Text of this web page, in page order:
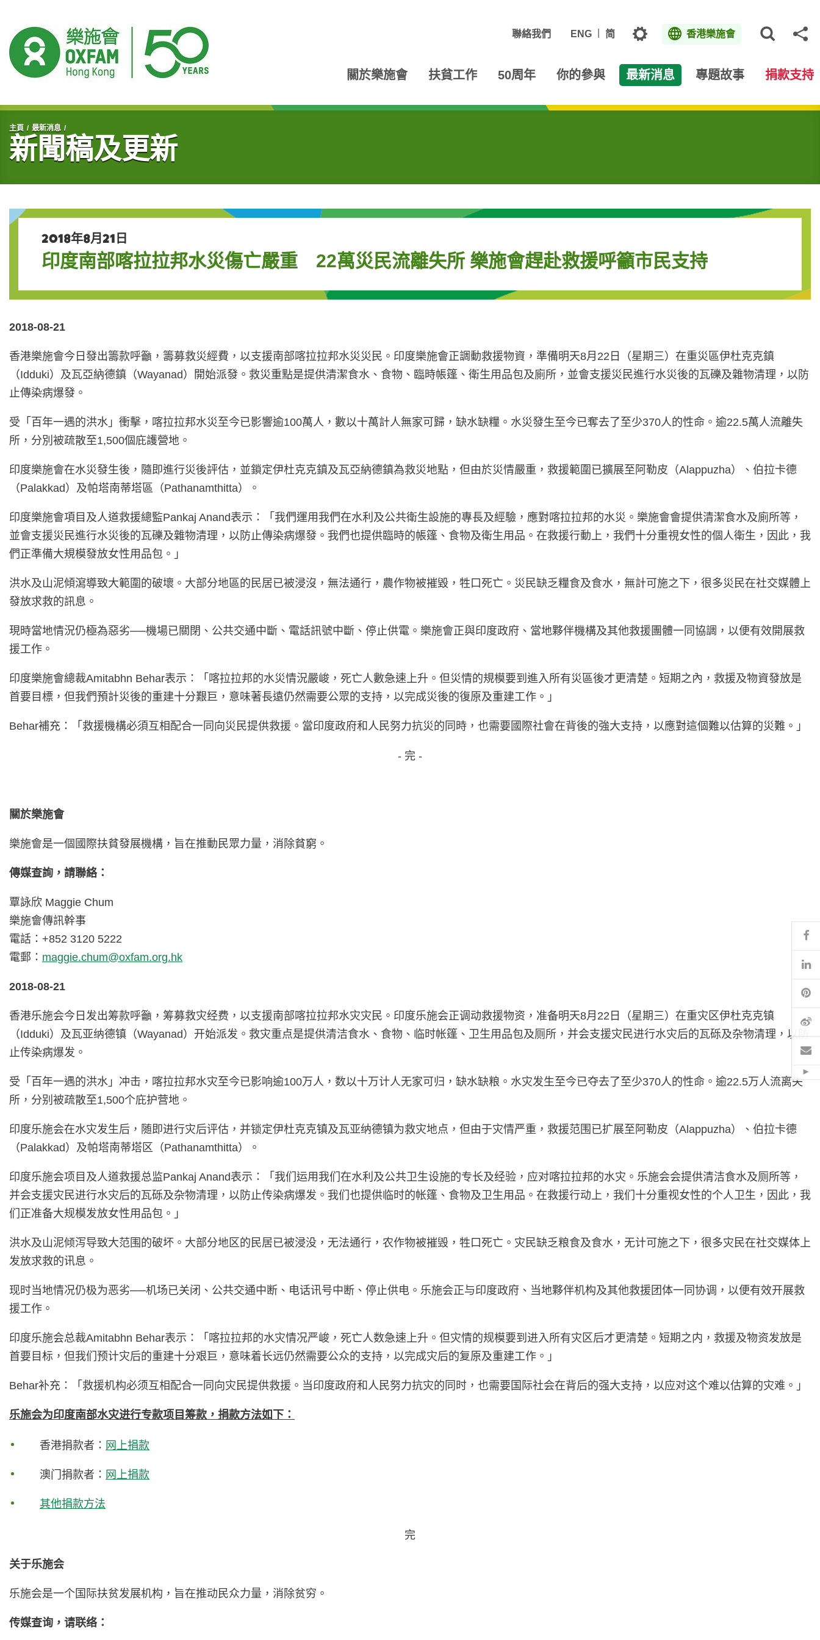
聯絡我們 ENG 简 主題 香港樂施會
關於樂施會 扶貧工作 50周年 你的參與 最新消息 專題故事 捐款支持
開始主要內容
主頁 最新消息
新聞稿及更新
2018年8月21日
印度南部喀拉拉邦水災傷亡嚴重 22萬災民流離失所 樂施會趕赴救援呼籲市民支持
2018-08-21
香港樂施會今日發出籌款呼籲，籌募救災經費，以支援南部喀拉拉邦水災災民。印度樂施會正調動救援物資，準備明天8月22日（星期三）在重災區伊杜克克鎮
（Idduki）及瓦亞納德鎮（Wayanad）開始派發。救災重點是提供清潔食水、食物、臨時帳篷、衛生用品包及廁所，並會支援災民進行水災後的瓦礫及雜物清理，以防
止傳染病爆發。
受「百年一遇的洪水」衝擊，喀拉拉邦水災至今已影響逾100萬人，數以十萬計人無家可歸，缺水缺糧。水災發生至今已奪去了至少370人的性命。逾22.5萬人流離失
所，分別被疏散至1,500個庇護營地。
印度樂施會在水災發生後，隨即進行災後評估，並鎖定伊杜克克鎮及瓦亞納德鎮為救災地點，但由於災情嚴重，救援範圍已擴展至阿勒皮（Alappuzha）、伯拉卡德
（Palakkad）及帕塔南蒂塔區（Pathanamthitta）。
印度樂施會項目及人道救援總監Pankaj Anand表示：「我們運用我們在水利及公共衛生設施的專長及經驗，應對喀拉拉邦的水災。樂施會會提供清潔食水及廁所等，
並會支援災民進行水災後的瓦礫及雜物清理，以防止傳染病爆發。我們也提供臨時的帳篷、食物及衛生用品。在救援行動上，我們十分重視女性的個人衛生，因此，我
們正準備大規模發放女性用品包。」
洪水及山泥傾瀉導致大範圍的破壞。大部分地區的民居已被浸沒，無法通行，農作物被摧毀，牲口死亡。災民缺乏糧食及食水，無計可施之下，很多災民在社交媒體上
發放求救的訊息。
現時當地情況仍極為惡劣──機場已關閉、公共交通中斷、電話訊號中斷、停止供電。樂施會正與印度政府、當地夥伴機構及其他救援團體一同協調，以便有效開展救
援工作。
印度樂施會總裁Amitabhn Behar表示：「喀拉拉邦的水災情況嚴峻，死亡人數急速上升。但災情的規模要到進入所有災區後才更清楚。短期之內，救援及物資發放是
首要目標，但我們預計災後的重建十分艱巨，意味著長遠仍然需要公眾的支持，以完成災後的復原及重建工作。」
Behar補充：「救援機構必須互相配合一同向災民提供救援。當印度政府和人民努力抗災的同時，也需要國際社會在背後的強大支持，以應對這個難以估算的災難。」
- 完 -
關於樂施會
樂施會是一個國際扶貧發展機構，旨在推動民眾力量，消除貧窮。
傳媒查詢，請聯絡：
覃詠欣 Maggie Chum
樂施會傳訊幹事
電話：+852 3120 5222
電郵： maggie.chum@oxfam.org.hk
2018-08-21
香港乐施会今日发出筹款呼籲，筹募救灾经费，以支援南部喀拉拉邦水灾灾民。印度乐施会正调动救援物资，准备明天8月22日（星期三）在重灾区伊杜克克镇
（Idduki）及瓦亚纳德镇（Wayanad）开始派发。救灾重点是提供清洁食水、食物、临时帐篷、卫生用品包及厕所，并会支援灾民进行水灾后的瓦砾及杂物清理，以防
止传染病爆发。
受「百年一遇的洪水」冲击，喀拉拉邦水灾至今已影响逾100万人，数以十万计人无家可归，缺水缺粮。水灾发生至今已夺去了至少370人的性命。逾22.5万人流离失
所，分别被疏散至1,500个庇护营地。
印度乐施会在水灾发生后，随即进行灾后评估，并锁定伊杜克克镇及瓦亚纳德镇为救灾地点，但由于灾情严重，救援范围已扩展至阿勒皮（Alappuzha）、伯拉卡德
（Palakkad）及帕塔南蒂塔区（Pathanamthitta）。
印度乐施会项目及人道救援总监Pankaj Anand表示：「我们运用我们在水利及公共卫生设施的专长及经验，应对喀拉拉邦的水灾。乐施会会提供清洁食水及厕所等，
并会支援灾民进行水灾后的瓦砾及杂物清理，以防止传染病爆发。我们也提供临时的帐篷、食物及卫生用品。在救援行动上，我们十分重视女性的个人卫生，因此，我
们正准备大规模发放女性用品包。」
洪水及山泥倾泻导致大范围的破坏。大部分地区的民居已被浸没，无法通行，农作物被摧毁，牲口死亡。灾民缺乏粮食及食水，无计可施之下，很多灾民在社交媒体上
发放求救的讯息。
现时当地情况仍极为恶劣──机场已关闭、公共交通中断、电话讯号中断、停止供电。乐施会正与印度政府、当地夥伴机构及其他救援团体一同协调，以便有效开展救
援工作。
印度乐施会总裁Amitabhn Behar表示：「喀拉拉邦的水灾情况严峻，死亡人数急速上升。但灾情的规模要到进入所有灾区后才更清楚。短期之内，救援及物资发放是
首要目标，但我们预计灾后的重建十分艰巨，意味着长远仍然需要公众的支持，以完成灾后的复原及重建工作。」
Behar补充：「救援机构必须互相配合一同向灾民提供救援。当印度政府和人民努力抗灾的同时，也需要国际社会在背后的强大支持，以应对这个难以估算的灾难。」
乐施会为印度南部水灾进行专款项目筹款，捐款方法如下：
香港捐款者： 网上捐款
澳门捐款者： 网上捐款
其他捐款方法
完
关于乐施会
乐施会是一个国际扶贫发展机构，旨在推动民众力量，消除贫穷。
传媒查询，请联络：